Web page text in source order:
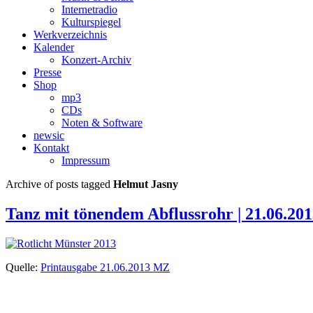
Internetradio
Kulturspiegel
Werkverzeichnis
Kalender
Konzert-Archiv
Presse
Shop
mp3
CDs
Noten & Software
newsic
Kontakt
Impressum
Archive of posts tagged Helmut Jasny
Tanz mit tönendem Abflussrohr |
Quelle: Printausgabe 21.06.2013 MZ